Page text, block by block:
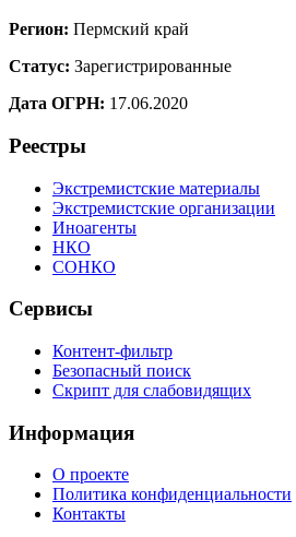
Регион: Пермский край
Статус: Зарегистрированные
Дата ОГРН: 17.06.2020
Реестры
Экстремистские материалы
Экстремистские организации
Иноагенты
НКО
СОНКО
Сервисы
Контент-фильтр
Безопасный поиск
Скрипт для слабовидящих
Информация
О проекте
Политика конфиденциальности
Контакты